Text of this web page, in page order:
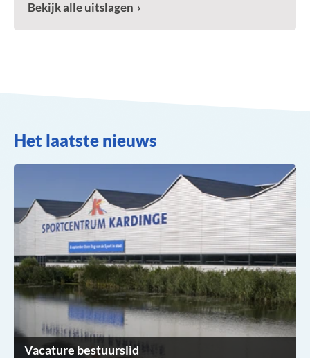
Bekijk alle uitslagen
Het laatste nieuws
Vacature bestuurslid